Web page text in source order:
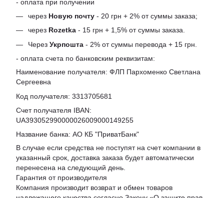
- оплата при получении
через Новую почту - 20 грн + 2% от суммы заказа;
через Rozetka - 15 грн + 1,5% от суммы заказа.
Через Укрпошта - 2% от суммы перевода + 15 грн.
- оплата счета по банковским реквизитам:
Наименование получателя: ФЛП Пархоменко Светлана
Сергеевна
Код получателя: 3313705681
Счет получателя IBAN:
UA393052990000026009000149255
Название банка: АО КБ "ПриватБанк"
В случае если средства не поступят на счет компании в
указанный срок, доставка заказа будет автоматически
перенесена на следующий день.
Гарантия от производителя
Компания производит возврат и обмен товаров